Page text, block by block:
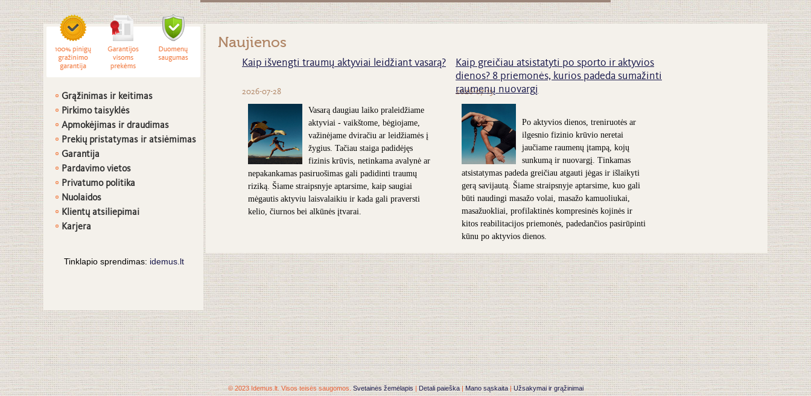
Grąžinimas ir keitimas
Pirkimo taisyklės
Apmokėjimas ir draudimas
Prekių pristatymas ir atsiėmimas
Garantija
Pardavimo vietos
Privatumo politika
Nuolaidos
Klientų atsiliepimai
Karjera
Tinklapio sprendimas: idemus.lt
Naujienos
Kaip išvengti traumų aktyviai leidžiant vasarą?
2026-07-28
Vasarą daugiau laiko praleidžiame
aktyviai - vaikštome, bėgiojame,
važinėjame dviračiu ar leidžiamės į
žygius. Tačiau staiga padidėjęs
fizinis krūvis, netinkama avalynė ar
nepakankamas pasiruošimas gali padidinti traumų
riziką. Šiame straipsnyje aptarsime, kaip saugiai
mėgautis aktyviu laisvalaikiu ir kada gali praversti
kelio, čiurnos bei alkūnės įtvarai.
Kaip greičiau atsistatyti po sporto ir aktyvios
dienos? 8 priemonės, kurios padeda sumažinti
raumenų nuovargį
2026-07-15
Po aktyvios dienos, treniruotės ar
ilgesnio fizinio krūvio neretai
jaučiame raumenų įtampą, kojų
sunkumą ir nuovargį. Tinkamas
atsistatymas padeda greičiau atgauti jėgas ir išlaikyti
gerą savijautą. Šiame straipsnyje aptarsime, kuo gali
būti naudingi masažo volai, masažo kamuoliukai,
masažuokliai, profilaktinės kompresinės kojinės ir
kitos reabilitacijos priemonės, padedančios pasirūpinti
kūnu po aktyvios dienos.
© 2023 Idemus.lt. Visos teisės saugomos. Svetainės žemėlapis | Detali paieška|Mano sąskaita|Užsakymai ir grąžinimai